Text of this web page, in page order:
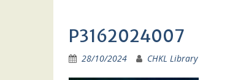
P3162024007
28/10/2024 CHKL Library